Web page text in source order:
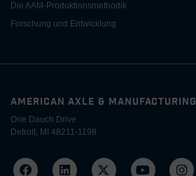
Die AAM-Produktionsmethodik
Forschung und Entwicklung
AMERICAN AXLE & MANUFACTURING
One Dauch Drive
Detroit, MI 48211-1198